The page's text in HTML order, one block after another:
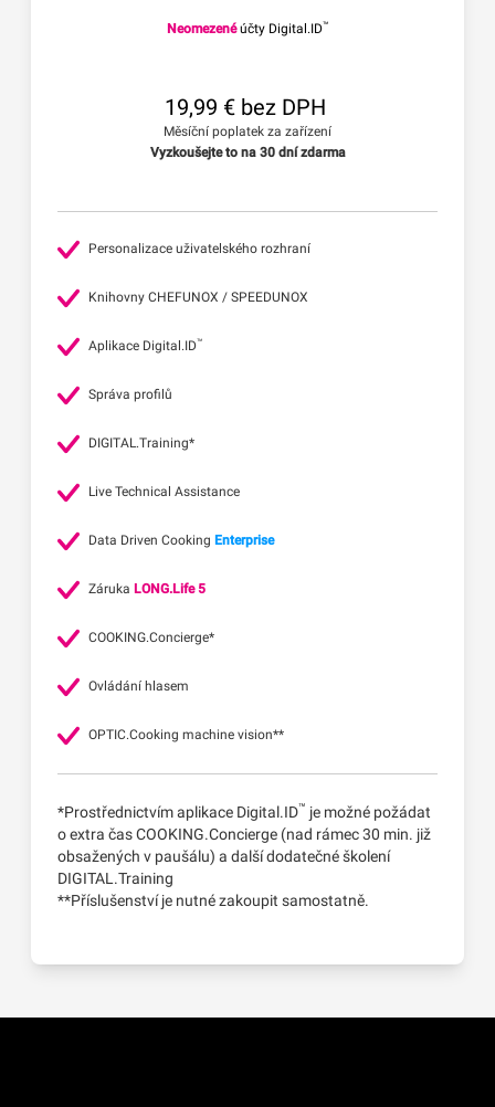
Neomezenéúčty Digital.ID™
19,99 € bez DPH
Měsíční poplatek za zařízení
Vyzkoušejte to na 30 dní zdarma
Personalizace uživatelského rozhraní
Knihovny CHEFUNOX / SPEEDUNOX
Aplikace Digital.ID™
Správa profilů
DIGITAL.Training*
Live Technical Assistance
Data Driven Cooking Enterprise
Záruka LONG.Life 5
COOKING.Concierge*
Ovládání hlasem
OPTIC.Cooking machine vision**
*Prostřednictvím aplikace Digital.ID™ je možné požádat
o extra čas COOKING.Concierge (nad rámec 30 min. již
obsažených v paušálu) a další dodatečné školení
DIGITAL.Training
**Příslušenství je nutné zakoupit samostatně.